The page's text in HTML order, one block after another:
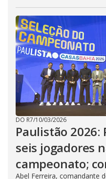
DO R7/10/03/2026
Paulistão
seis jogadores
campeonato;
Abel Ferreira, comandante